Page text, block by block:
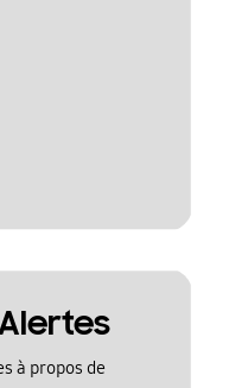
à propos de